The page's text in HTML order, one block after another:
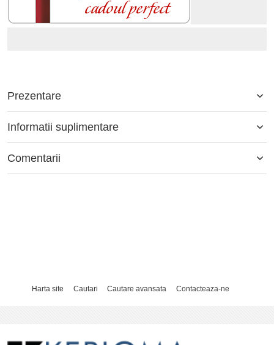
Prezentare
Informatii suplimentare
Comentarii
Harta site Cautari Cautare avansata Contacteaza-ne